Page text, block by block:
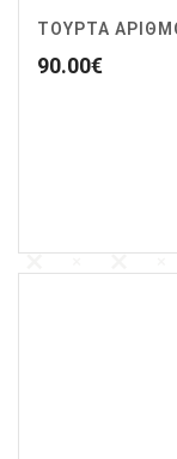
ΤΟΥΡΤΑ
90.00€